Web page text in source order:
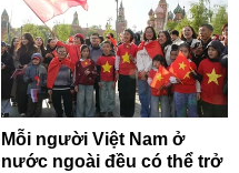
Mỗi người Việt Nam ở
nước ngoài đều có thể trở